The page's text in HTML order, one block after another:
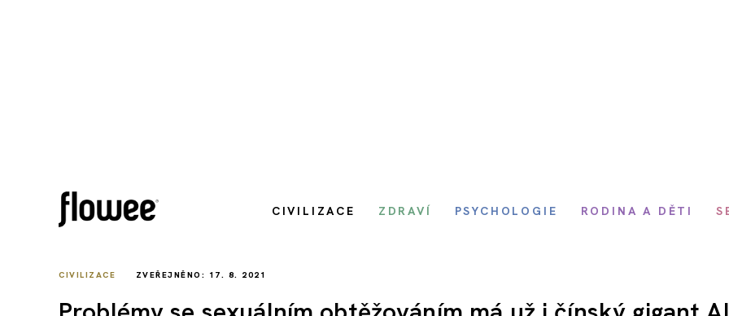
CIVILIZACE ZDRAVÍ PSYCHOLOGIE RODINA A DĚTI
CIVILIZACE ZVEŘEJNĚNO: 17. 8. 2021